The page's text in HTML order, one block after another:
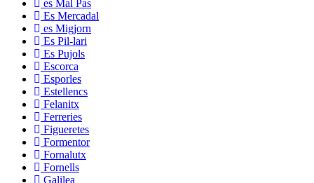
es Mal Pas
Es Mercadal
es Migjorn
Es Pil-lari
Es Pujols
Escorca
Esporles
Estellencs
Felanitx
Ferreries
Figueretes
Formentor
Fornalutx
Fornells
Galilea